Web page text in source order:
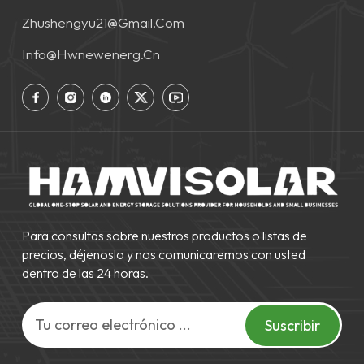
Zhushengyu21@gmail.com
Info@hwnewenerg.cn
Para consultas sobre nuestros productos o listas de
precios, déjenoslo y nos comunicaremos con usted
dentro de las 24 horas.
Suscribir